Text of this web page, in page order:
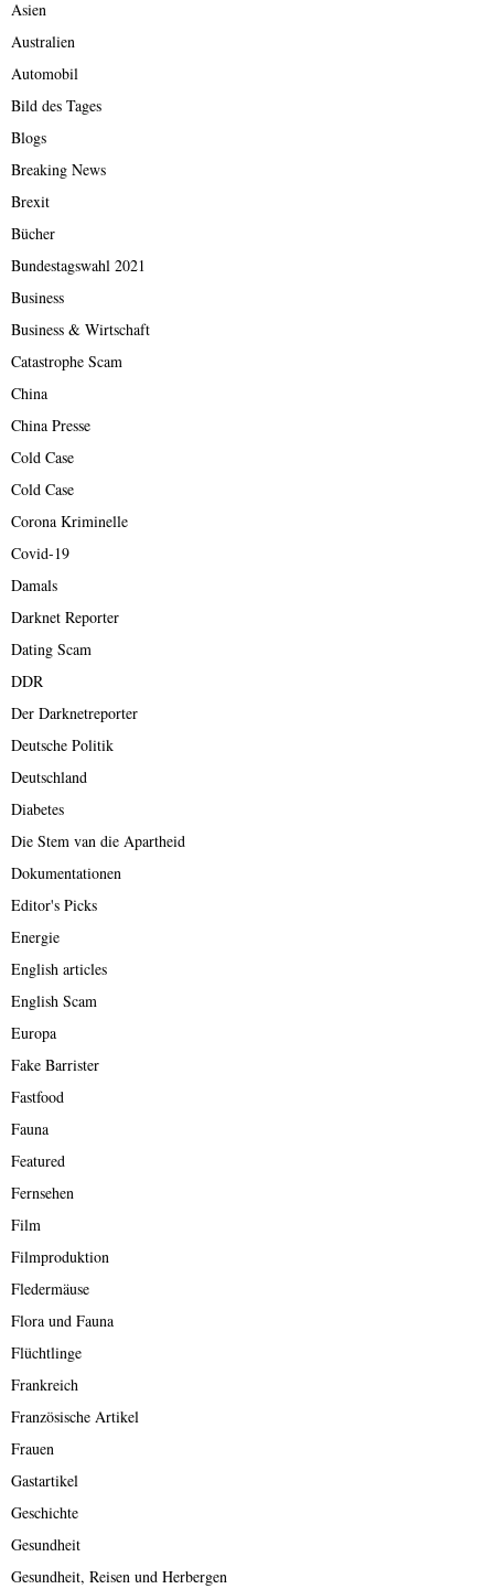
Asien
Australien
Automobil
Bild des Tages
Blogs
Breaking News
Brexit
Bücher
Bundestagswahl 2021
Business
Business & Wirtschaft
Catastrophe Scam
China
China Presse
Cold Case
Cold Case
Corona Kriminelle
Covid-19
Damals
Darknet Reporter
Dating Scam
DDR
Der Darknetreporter
Deutsche Politik
Deutschland
Diabetes
Die Stem van die Apartheid
Dokumentationen
Editor's Picks
Energie
English articles
English Scam
Europa
Fake Barrister
Fastfood
Fauna
Featured
Fernsehen
Film
Filmproduktion
Fledermäuse
Flora und Fauna
Flüchtlinge
Frankreich
Französische Artikel
Frauen
Gastartikel
Geschichte
Gesundheit
Gesundheit, Reisen und Herbergen